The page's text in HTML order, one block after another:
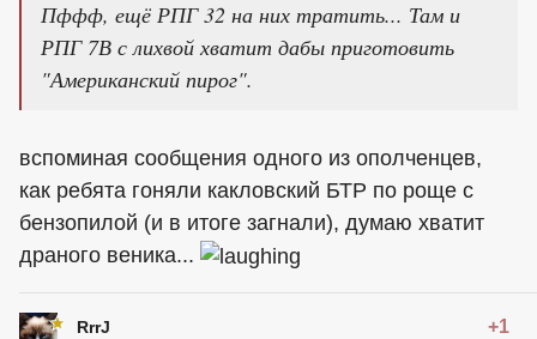
Пффф, ещё РПГ 32 на них тратить... Там и
РПГ 7В с лихвой хватит дабы приготовить
"Американский пирог".
вспоминая сообщения одного из ополченцев,
как ребята гоняли какловский БТР по роще с
бензопилой (и в итоге загнали), думаю хватит
драного веника...
RrrJ +1